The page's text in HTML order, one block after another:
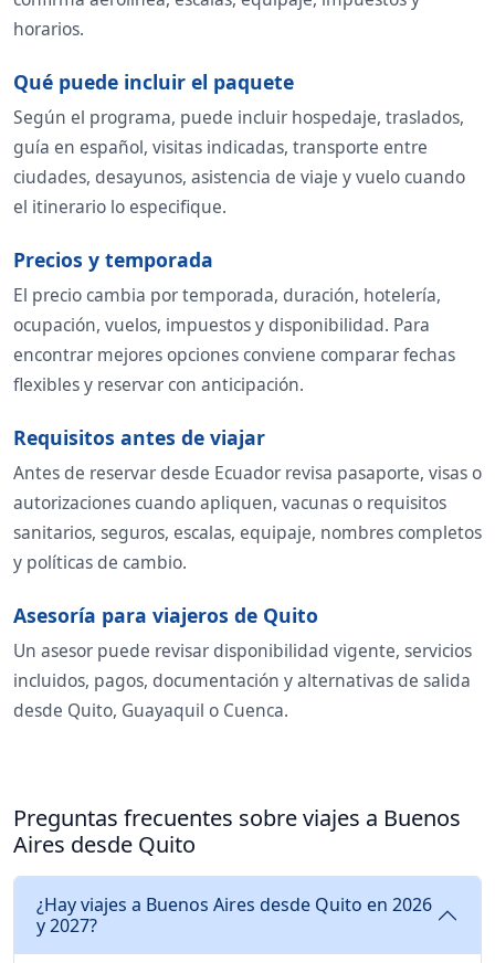
horarios.
Qué puede incluir el paquete
Según el programa, puede incluir hospedaje, traslados,
guía en español, visitas indicadas, transporte entre
ciudades, desayunos, asistencia de viaje y vuelo cuando
el itinerario lo especifique.
Precios y temporada
El precio cambia por temporada, duración, hotelería,
ocupación, vuelos, impuestos y disponibilidad. Para
encontrar mejores opciones conviene comparar fechas
flexibles y reservar con anticipación.
Requisitos antes de viajar
Antes de reservar desde Ecuador revisa pasaporte, visas o
autorizaciones cuando apliquen, vacunas o requisitos
sanitarios, seguros, escalas, equipaje, nombres completos
y políticas de cambio.
Asesoría para viajeros de Quito
Un asesor puede revisar disponibilidad vigente, servicios
incluidos, pagos, documentación y alternativas de salida
desde Quito, Guayaquil o Cuenca.
Preguntas frecuentes sobre viajes a Buenos
Aires desde Quito
¿Hay viajes a Buenos Aires desde Quito en 2026
y 2027?